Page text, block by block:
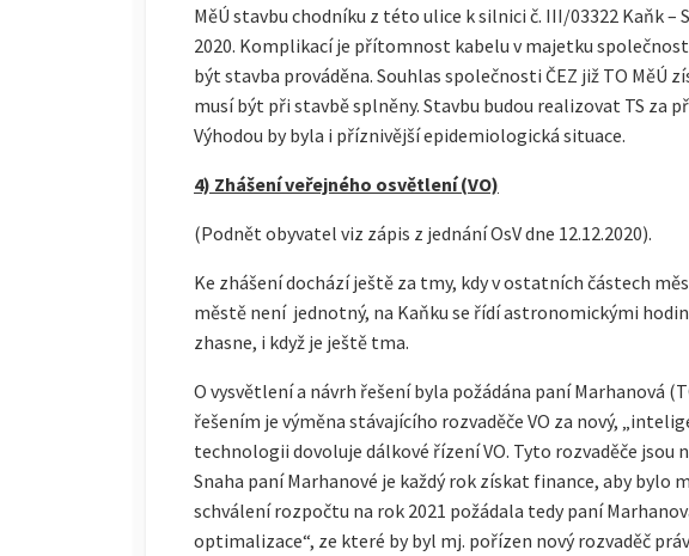
MěÚ stavbu chodníku z této ulice k silnici č. III/03322 Kaňk –
2020. Komplikací je přítomnost kabelu v majetku
být stavba prováděna. Souhlas společnosti ČEZ již TO MěÚ
musí být při stavbě splněny. Stavbu budou realizovat TS za
Výhodou by byla i příznivější epidemiologická situace.
4) Zhášení veřejného osvětlení (VO)
(Podnět obyvatel viz zápis z jednání OsV dne 12.12.2020).
Ke zhášení dochází ještě za tmy, kdy v ostatních částech
městě není jednotný, na Kaňku se řídí astronomickými
zhasne, i když je ještě tma.
O vysvětlení a návrh řešení byla požádána paní Marhanová
řešením je výměna stávajícího rozvaděče VO za nový,
technologii dovoluje dálkové řízení VO. Tyto rozvaděče jsou
Snaha paní Marhanové je každý rok získat finance, aby bylo
schválení rozpočtu na rok 2021 požádala tedy paní
optimalizace“, ze které by byl mj. pořízen nový rozvaděč